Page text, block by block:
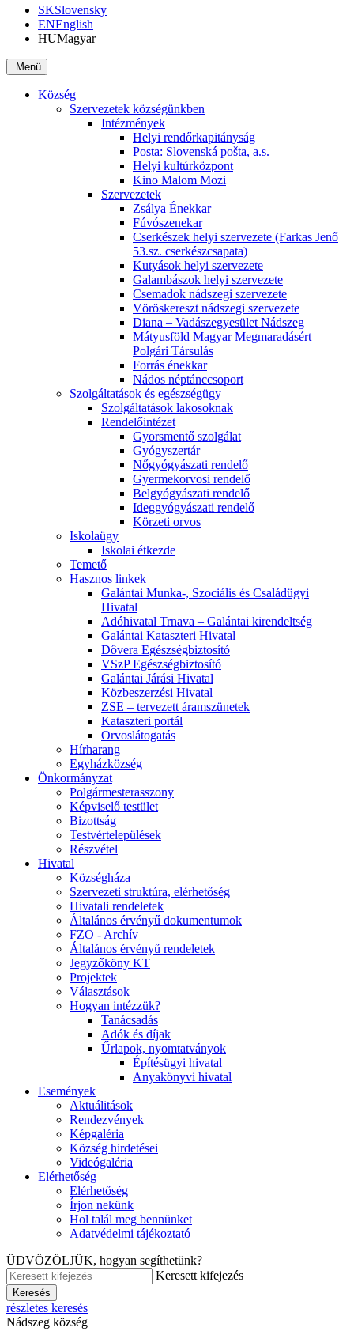
SKSlovensky
ENEnglish
HUMagyar
Menü
Község
Szervezetek községünkben
Intézmények
Helyi rendőrkapitányság
Posta: Slovenská pošta, a.s.
Helyi kultúrközpont
Kino Malom Mozi
Szervezetek
Zsálya Énekkar
Fúvószenekar
Cserkészek helyi szervezete (Farkas Jenő
53.sz. cserkészcsapata)
Kutyások helyi szervezete
Galambászok helyi szervezete
Csemadok nádszegi szervezete
Vöröskereszt nádszegi szervezete
Diana – Vadászegyesület Nádszeg
Mátyusföld Magyar Megmaradásért
Polgári Társulás
Forrás énekkar
Nádos néptánccsoport
Szolgáltatások és egészségügy
Szolgáltatások lakosoknak
Rendelőintézet
Gyorsmentő szolgálat
Gyógyszertár
Nőgyógyászati rendelő
Gyermekorvosi rendelő
Belgyógyászati rendelő
Ideggyógyászati rendelő
Körzeti orvos
Iskolaügy
Iskolai étkezde
Temető
Hasznos linkek
Galántai Munka-, Szociális és Családügyi
Hivatal
Adóhivatal Trnava – Galántai kirendeltség
Galántai Kataszteri Hivatal
Dôvera Egészségbiztosító
VSzP Egészségbiztosító
Galántai Járási Hivatal
Közbeszerzési Hivatal
ZSE – tervezett áramszünetek
Kataszteri portál
Orvoslátogatás
Hírharang
Egyházközség
Önkormányzat
Polgármesterasszony
Képviselő testület
Bizottság
Testvértelepülések
Részvétel
Hivatal
Községháza
Szervezeti struktúra, elérhetőség
Hivatali rendeletek
Általános érvényű dokumentumok
FZO - Archív
Általános érvényű rendeletek
Jegyzőköny KT
Projektek
Választások
Hogyan intézzük?
Tanácsadás
Adók és díjak
Űrlapok, nyomtatványok
Építésügyi hivatal
Anyakönyvi hivatal
Események
Aktuálitások
Rendezvények
Képgaléria
Község hirdetései
Videógaléria
Elérhetőség
Elérhetőség
Írjon nekünk
Hol talál meg bennünket
Adatvédelmi tájékoztató
ÜDVÖZÖLJÜK, hogyan segíthetünk?
Keresett kifejezés
Keresés
részletes keresés
Nádszeg község